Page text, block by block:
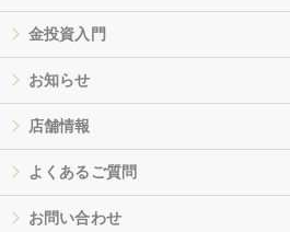
金投資入門
お知らせ
店舗情報
よくあるご質問
お問い合わせ